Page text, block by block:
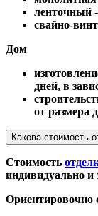
ленточный -
свайно-
Дом
дней, в
от размера
Какова стоимость
Стоимость
индивидуально и
Ориентировочно